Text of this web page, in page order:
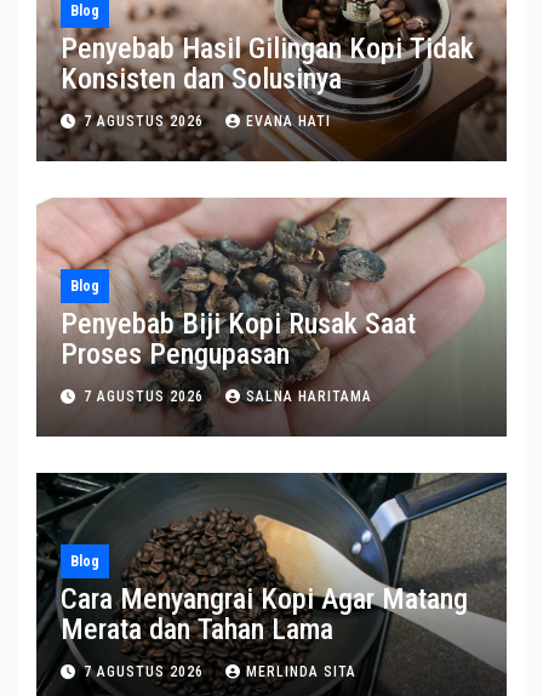
Blog
Penyebab Hasil Gilingan Kopi Tidak
Konsisten dan Solusinya
7 AGUSTUS 2026 EVANA HATI
Blog
Penyebab Biji Kopi Rusak Saat
Proses Pengupasan
7 AGUSTUS 2026 SALNA HARITAMA
Blog
Cara Menyangrai Kopi Agar Matang
Merata dan Tahan Lama
7 AGUSTUS 2026 MERLINDA SITA